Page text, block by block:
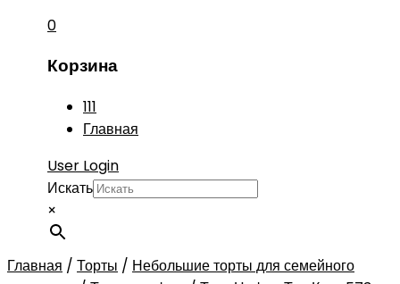
0
Корзина
111
Главная
User Login
Искать
×
Главная / Торты / Небольшие торты для семейного